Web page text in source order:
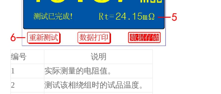
编号
说明
1
实际测量的电阻值。
2
测试该相绕组时的试品温度。